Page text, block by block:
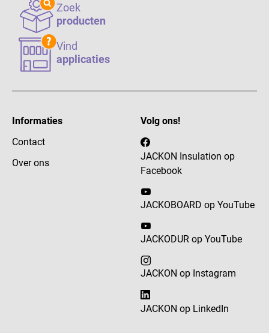
Zoek
producten
Vind
applicaties
Informaties
Contact
Over ons
Volg ons!
JACKON Insulation op
Facebook
JACKOBOARD op YouTube
JACKODUR op YouTube
JACKON op Instagram
JACKON op LinkedIn